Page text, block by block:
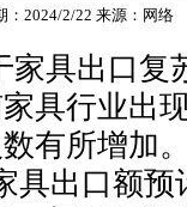
：2024/2/22 来源： 网络
具出口复
具行业出
有所增加
具出口额